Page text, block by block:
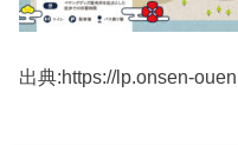
出典:https://lp.onsen-